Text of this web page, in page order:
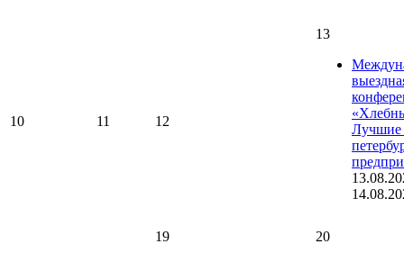
10 11 12
13
Лучшие
19
20